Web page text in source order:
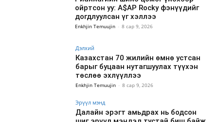
ойртсон уу: A$AP Rocky фэнүүдийг
догдлуулсан үг хэллээ
Enkhjin Temuujin - 8 сар 9, 2026
Дэлхий
Казахстан 70 жилийн өмнө устсан
барыг буцаан нутагшуулах түүхэн
төслөө эхлүүллээ
Enkhjin Temuujin - 8 сар 9, 2026
Эрүүл мэнд
Далайн эрэгт амьдрах нь бодсон